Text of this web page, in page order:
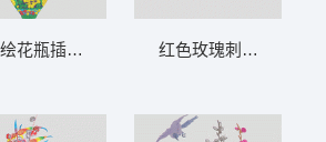
花瓶插花图 靓花 花瓶 精品红色玫瑰刺绣图案 靓花